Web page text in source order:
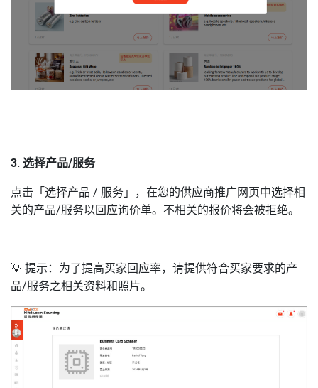
3. 选择产品/服务
点击「选择产品 / 服务」，在您的供应商推广网页中选择相
关的产品/服务以回应询价单。不相关的报价将会被拒绝。
💡 提示：为了提高买家回应率，请提供符合买家要求的产
品/服务之相关资料和照片。